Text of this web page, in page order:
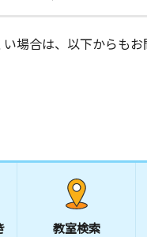
場合は、以下からもお
教室検索